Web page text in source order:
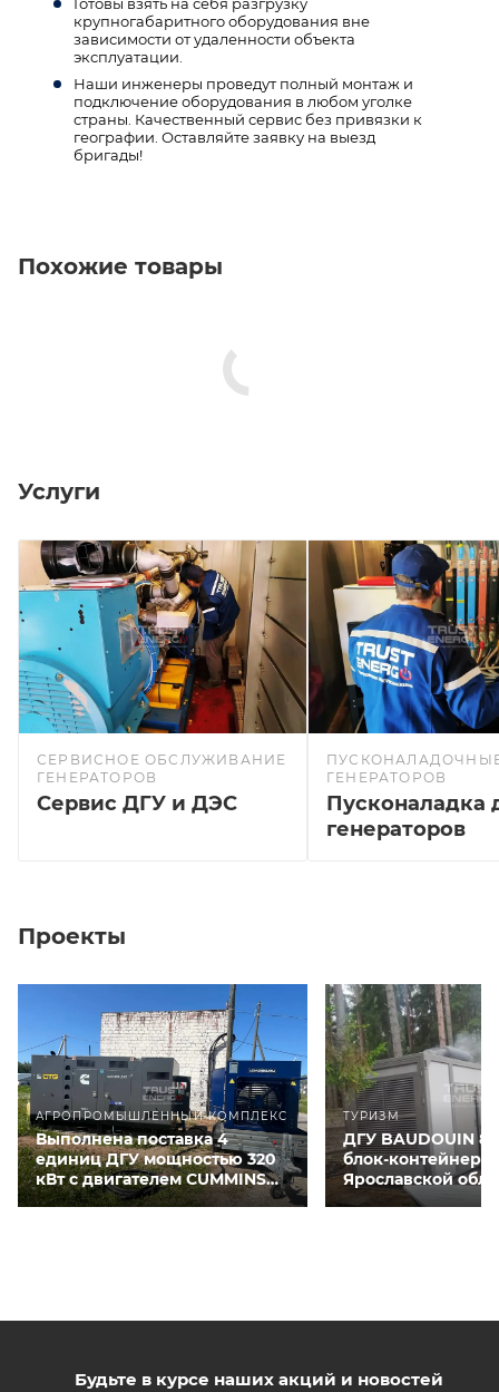
крупногабаритного оборудования вне
зависимости от удаленности объекта
эксплуатации.
Наши инженеры проведут полный монтаж и
подключение оборудования в любом уголке
страны. Качественный сервис без привязки к
географии. Оставляйте заявку на выезд
бригады!
Похожие товары
Услуги
СЕРВИСНОЕ ОБСЛУЖИВАНИЕ
ГЕНЕРАТОРОВ
Сервис ДГУ и ДЭС
ГЕНЕРАТОРОВ
Пусконаладка
генераторов
Проекты
АГРОПРОМЫШЛЕННЫЙ КОМПЛЕКС
Выполнена поставка 4
единиц ДГУ мощностью 320
кВт с двигателем CUMMINS
QSNT-G3 для курятников
ТУРИЗМ
ДГУ BAUDOUIN
блок-контейнере
Ярославской
Будьте в курсе наших акций и новостей